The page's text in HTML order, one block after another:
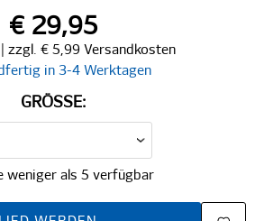
€ 29,95
zzgl. € 5,99 Versandkosten
in 3-4 Werktagen
GRÖSSE:
weniger als 5 verfügbar